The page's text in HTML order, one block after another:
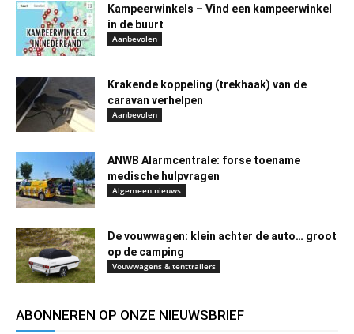
Kampeerwinkels – Vind een kampeerwinkel
in de buurt
Aanbevolen
Krakende koppeling (trekhaak) van de
caravan verhelpen
Aanbevolen
ANWB Alarmcentrale: forse toename
medische hulpvragen
Algemeen nieuws
De vouwwagen: klein achter de auto… groot
op de camping
Vouwwagens & tenttrailers
ABONNEREN OP ONZE NIEUWSBRIEF